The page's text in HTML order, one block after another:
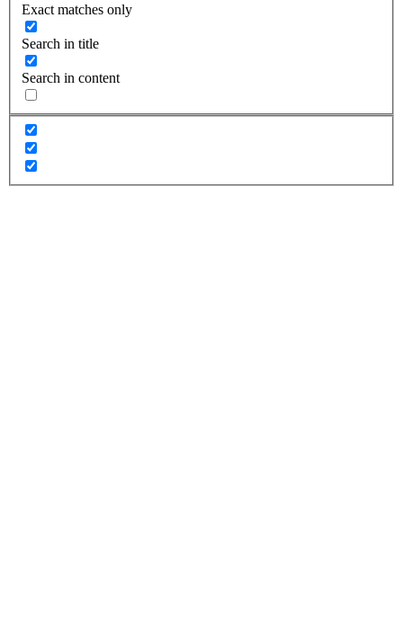
Exact matches only
Search in title
Search in content